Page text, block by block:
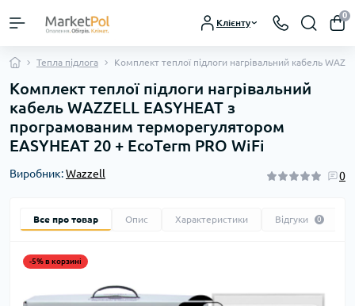
Клієнту
0
Тепла підлога Комплект теплої підлоги нагрівальний кабель
Комплект теплої підлоги нагрівальний
кабель WAZZELL EASYHEAT з
програмованим терморегулятором
EASYHEAT 20 + EcoTerm PRO WiFi
Виробник:Wazzell 0
Все про товар Опис Характеристики Відгуки 0
-5% в корзині